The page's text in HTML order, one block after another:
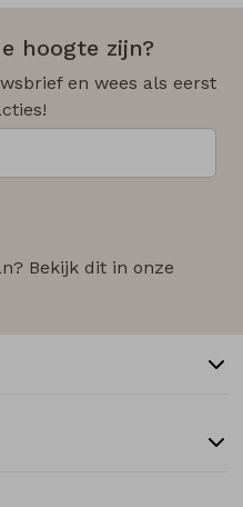
hoogte zijn?
en wees als eerst
Bekijk dit in onze